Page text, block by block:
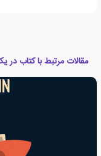
مقالات مرتبط با کتاب در